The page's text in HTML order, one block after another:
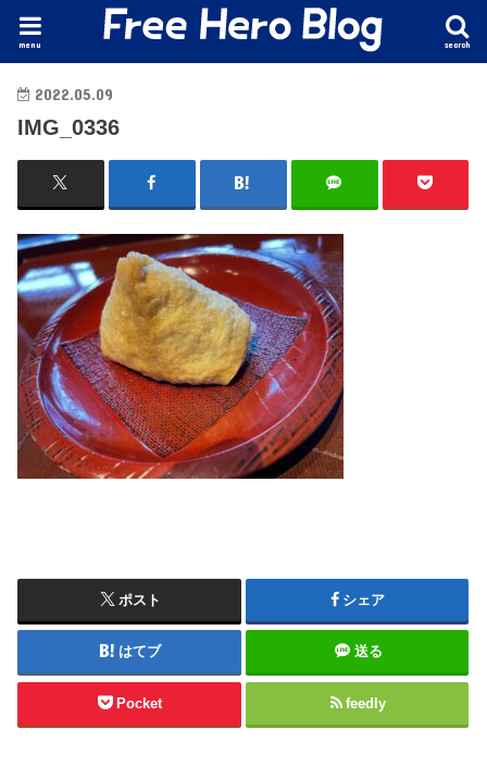
search
menu
2022.05.09
IMG_0336
ポスト シェア
はてブ 送る
Pocket feedly